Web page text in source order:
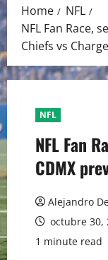
Home
NFL
NFL Fan Race,
Chiefs vs
NFL
NFL Fan
CDMX
Alejandro
octubre 30,
1 minute read